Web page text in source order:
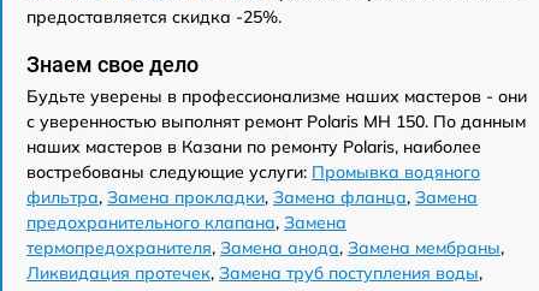
предоставляется скидка -25%.
Знаем свое дело
Будьте уверены в профессионализме наших мастеров - они
с уверенностью выполнят ремонт Polaris MH 150. По данным
наших мастеров в Казани по ремонту Polaris, наиболее
востребованы следующие услуги: Промывка водяного
фильтра, Замена прокладки, Замена фланца, Замена
предохранительного клапана, Замена
термопредохранителя, Замена анода, Замена мембраны,
Ликвидация протечек, Замена труб поступления воды,